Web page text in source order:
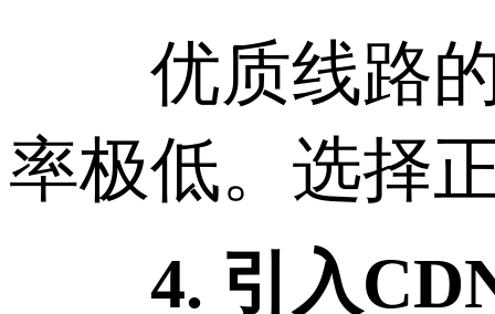
优质线路的
率极低。选择
4. 引入CDN